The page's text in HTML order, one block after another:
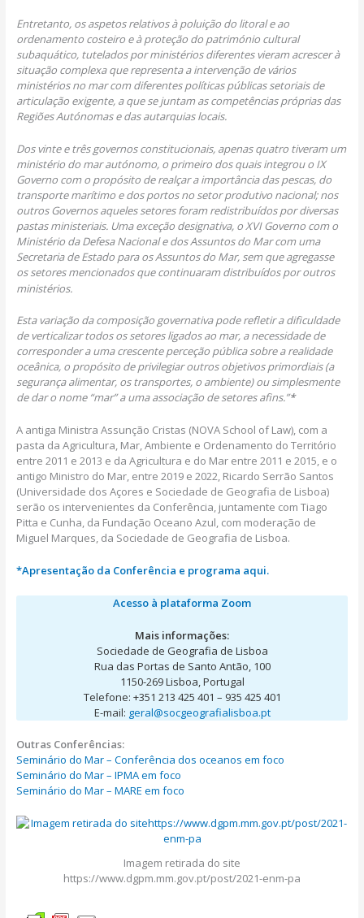
Entretanto, os aspetos relativosàpoluição do litoral e ao
ordenamento costeiro eàproteção do património cultural
subaquático, tutelados por ministérios diferentes vieram acrescerà
situação complexa que representa a intervenção de vários
ministérios no mar comdiferentes políticas públicas setoriais de
articulação exigente, a que se juntam ascompetências próprias das
Regiões Autónomas e das autarquias locais.
Dos vinte e três governos constitucionais, apenas quatro tiveram um
ministério do marautónomo, o primeiro dos quais integrou o IX
Governo com o propósito de realçar aimportância das pescas, do
transporte marítimo e dos portos no setor produtivo nacional; nos
outros Governos aqueles setores foram redistribuídos por diversas
pastasministeriais. Uma exceção designativa, o XVI Governo com o
Ministério da DefesaNacional e dos Assuntos do Mar com uma
Secretaria de Estado para os Assuntos do Mar, sem que agregasse
os setores mencionados que continuaram distribuídos poroutros
ministérios.
Esta variação da composição governativa pode refletir a dificuldade
de verticalizar todos os setores ligados ao mar, a necessidade de
corresponder a uma crescente perceção pública sobre a realidade
oceânica, o propósito de privilegiar outros objetivos primordiais (a
segurança alimentar, os transportes, o ambiente) ou simplesmente
de dar o nome “mar” a uma associação de setores afins.”*
A antiga Ministra Assunção Cristas (NOVA School of Law), com a
pasta da Agricultura, Mar, Ambiente e Ordenamento do Território
entre 2011 e 2013 e da Agricultura e do Mar entre 2011 e 2015, e o
antigo Ministro do Mar, entre 2019 e 2022, Ricardo Serrão Santos
(Universidade dos Açores e Sociedade de Geografia de Lisboa)
serão os intervenientes da Conferência, juntamente com Tiago
Pitta e Cunha, da Fundação Oceano Azul, com moderação de
Miguel Marques, da Sociedade de Geografia de Lisboa.
*Apresentação da Conferência e programa aqui.
Acesso à plataforma Zoom
Mais informações:
Sociedade de Geografia de Lisboa
Rua das Portas de Santo Antão, 100
1150-269 Lisboa, Portugal
Telefone: +351 213 425 401 – 935 425 401
E-mail: geral@socgeografialisboa.pt
Outras Conferências:
Seminário do Mar – Conferência dos oceanos em foco
Seminário do Mar – IPMA em foco
Seminário do Mar – MARE em foco
Imagem retirada do site
https://www.dgpm.mm.gov.pt/post/2021-enm-pa